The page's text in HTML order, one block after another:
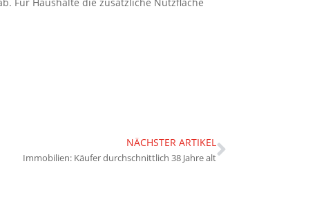
NÄCHSTER ARTIKEL
Immobilien: Käufer durchschnittlich 38 Jahre alt